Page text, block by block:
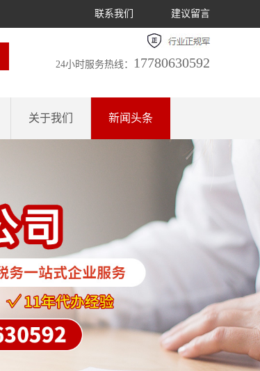
联系我们 建议留言
24小时服务热线： 17780630592
关于我们 新闻头条